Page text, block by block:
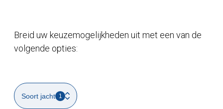
Breid uw keuzemogelijkheden uit met een van de
volgende opties:
Soort jacht 1